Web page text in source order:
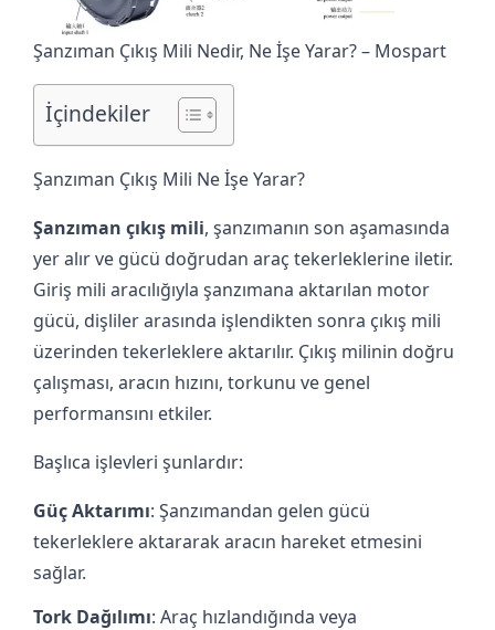
Şanzıman Çıkış Mili Nedir, Ne İşe Yarar? – Mospart
İçindekiler
Şanzıman Çıkış Mili Ne İşe Yarar?
Şanzıman çıkış mili, şanzımanın son aşamasında
yer alır ve gücü doğrudan araç tekerleklerine iletir.
Giriş mili aracılığıyla şanzımana aktarılan motor
gücü, dişliler arasında işlendikten sonra çıkış mili
üzerinden tekerleklere aktarılır. Çıkış milinin doğru
çalışması, aracın hızını, torkunu ve genel
performansını etkiler.
Başlıca işlevleri şunlardır:
Güç Aktarımı: Şanzımandan gelen gücü
tekerleklere aktararak aracın hareket etmesini
sağlar.
Tork Dağılımı: Araç hızlandığında veya